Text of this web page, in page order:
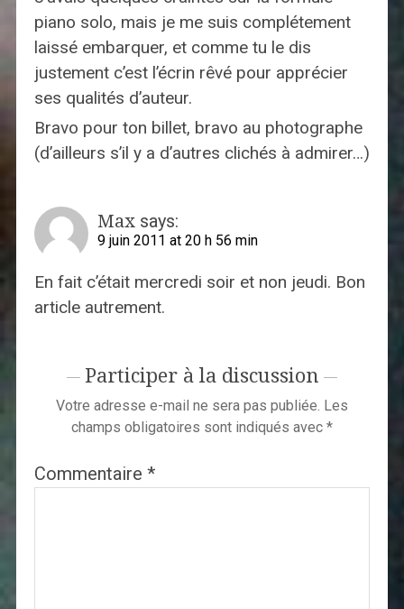
piano solo, mais je me suis complétement
laissé embarquer, et comme tu le dis
justement c’est l’écrin rêvé pour apprécier
ses qualités d’auteur.
Bravo pour ton billet, bravo au photographe
(d’ailleurs s’il y a d’autres clichés à admirer…)
Max says:
9 juin 2011 at 20 h 56 min
En fait c’était mercredi soir et non jeudi. Bon
article autrement.
Participer à la discussion
Votre adresse e-mail ne sera pas publiée. Les
champs obligatoires sont indiqués avec *
Commentaire *